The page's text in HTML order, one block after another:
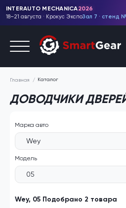
INTERAUTO MECHANICA2026
18–21 августа · Крокус ЭкспоЗал 7 · стенд
Главная Каталог
ДОВОДЧИКИ
Марка авто
Wey
Модель
05
Wey, 05 Подобрано 2 товара